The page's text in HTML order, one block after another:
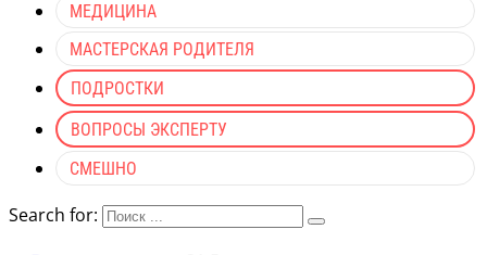
МЕДИЦИНА
МАСТЕРСКАЯ РОДИТЕЛЯ
ПОДРОСТКИ
ВОПРОСЫ ЭКСПЕРТУ
СМЕШНО
Search for: